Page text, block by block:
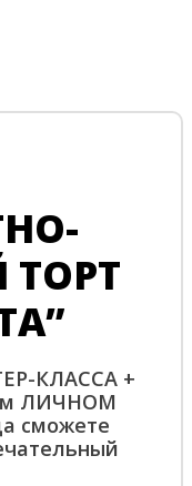
КЛАССА +
ЛИЧНОМ
сможете